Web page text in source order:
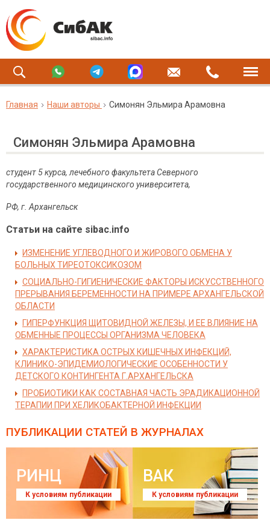
Главная Наши авторы Симонян Эльмира Арамовна
Симонян Эльмира Арамовна
студент 5 курса, лечебного факультета Северного
государственного медицинского университета,
РФ, г. Архангельск
Статьи на сайте sibac.info
ИЗМЕНЕНИЕ УГЛЕВОДНОГО И ЖИРОВОГО ОБМЕНА У
БОЛЬНЫХ ТИРЕОТОКСИКОЗОМ
СОЦИАЛЬНО-ГИГИЕНИЧЕСКИЕ ФАКТОРЫ ИСКУССТВЕННОГО
ПРЕРЫВАНИЯ БЕРЕМЕННОСТИ НА ПРИМЕРЕ АРХАНГЕЛЬСКОЙ
ОБЛАСТИ
ГИПЕРФУНКЦИЯ ЩИТОВИДНОЙ ЖЕЛЕЗЫ, И ЕЕ ВЛИЯНИЕ НА
ОБМЕННЫЕ ПРОЦЕССЫ ОРГАНИЗМА ЧЕЛОВЕКА
ХАРАКТЕРИСТИКА ОСТРЫХ КИШЕЧНЫХ ИНФЕКЦИЙ,
КЛИНИКО-ЭПИДЕМИОЛОГИЧЕСКИЕ ОСОБЕННОСТИ У
ДЕТСКОГО КОНТИНГЕНТА Г.АРХАНГЕЛЬСКА
ПРОБИОТИКИ КАК СОСТАВНАЯ ЧАСТЬ ЭРАДИКАЦИОННОЙ
ТЕРАПИИ ПРИ ХЕЛИКОБАКТЕРНОЙ ИНФЕКЦИИ
ПУБЛИКАЦИИ СТАТЕЙ В ЖУРНАЛАХ
РИНЦ
К условиям публикации
ВАК
К условиям публикации